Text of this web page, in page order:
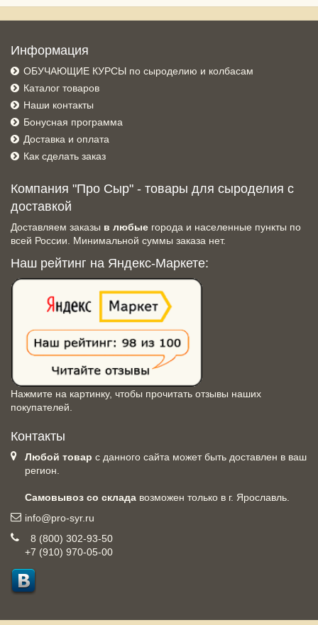
Информация
ОБУЧАЮЩИЕ КУРСЫ по сыроделию и колбасам
Каталог товаров
Наши контакты
Бонусная программа
Доставка и оплата
Как сделать заказ
Компания "Про Сыр" - товары для сыроделия с
доставкой
Доставляем заказы в любые города и населенные пункты по
всей России. Минимальной суммы заказа нет.
Наш рейтинг на Яндекс-Маркете:
Нажмите на картинку, чтобы прочитать отзывы наших
покупателей.
Контакты
Любой товар с данного сайта может быть доставлен в ваш
регион.
Самовывоз со склада возможен только в г. Ярославль.
info@pro-syr.ru
8 (800) 302-93-50
+7 (910) 970-05-00